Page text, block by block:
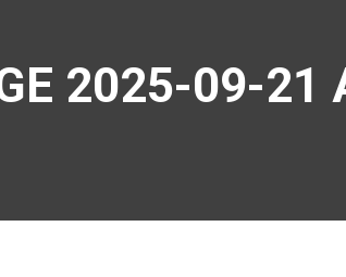
2025-09-21